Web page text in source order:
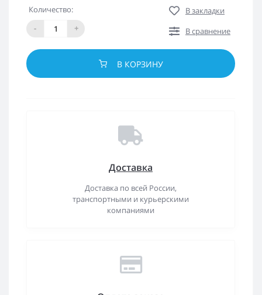
Количество:
-
+
В закладки
В сравнение
В КОРЗИНУ
Доставка
Доставка по всей России,
транспортными и курьерскими
компаниями